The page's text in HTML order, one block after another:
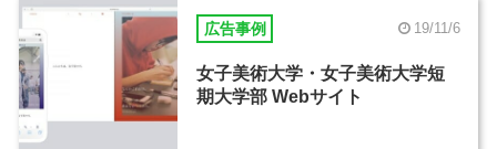
広告事例 19/11/6
女子美術大学・女子美術大学短
期大学部 Webサイト